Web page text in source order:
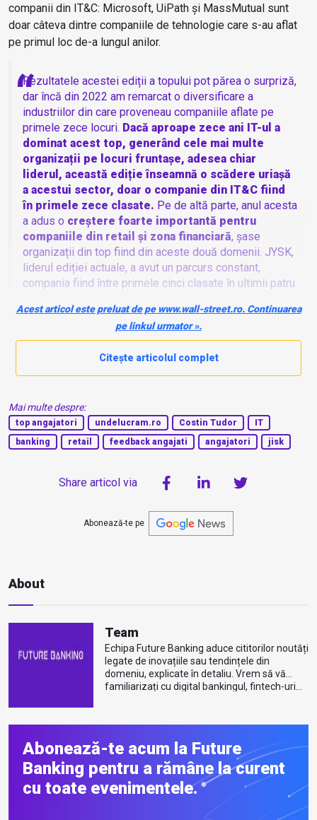
companii din IT&C: Microsoft, UiPath și MassMutual sunt
doar câteva dintre companiile de tehnologie care s-au aflat
pe primul loc de-a lungul anilor.
Rezultatele acestei ediții a topului pot părea o surpriză,
dar încă din 2022 am remarcat o diversificare a
industriilor din care proveneau companiile aflate pe
primele zece locuri. Dacă aproape zece ani IT-ul a
dominat acest top, generând cele mai multe
organizații pe locuri fruntașe, adesea chiar
liderul, această ediție înseamnă o scădere uriașă
a acestui sector, doar o companie din IT&C fiind
în primele zece clasate. Pe de altă parte, anul acesta
a adus o creștere foarte importantă pentru
companiile din retail și zona financiară, șase
organizații din top fiind din aceste două domenii. JYSK,
liderul ediției actuale, a avut un parcurs constant,
compania fiind între primele cinci clasate în ultimii patru
Acest articol este preluat de pe www.wall-street.ro. Continuarea
pe linkul urmator ».
Citește articolul complet
Mai multe despre:
top angajatori undelucram.ro Costin Tudor
IT
banking
retail feedback angajati angajatori jisk
Share articol via
Abonează-te pe
About
Team
Echipa Future Banking aduce cititorilor noutăți
legate de inovațiile sau tendințele din
domeniu, explicate în detaliu. Vrem să vă
familiarizați cu digital bankingul, fintech-uri...
Abonează-te acum la Future
Banking pentru a rămâne la curent
cu toate evenimentele.